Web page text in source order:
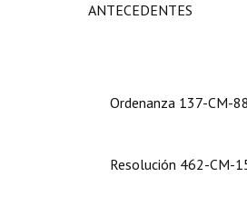
ANTECEDENTES
Ordenanza 137-CM-
Resolución 462-CM-